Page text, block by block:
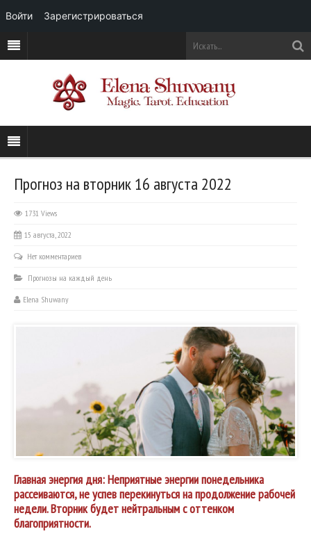
Прогноз на вторник 16 августа 2022
1731 Views
15 августа, 2022
Нет комментариев
Прогнозы на каждый день
Elena Shuwany
Главная энергия дня: Неприятные энергии понедельника
рассеиваются, не успев перекинуться на продолжение рабочей
недели. Вторник будет нейтральным с оттенком
благоприятности.
Войти Зарегистрироваться